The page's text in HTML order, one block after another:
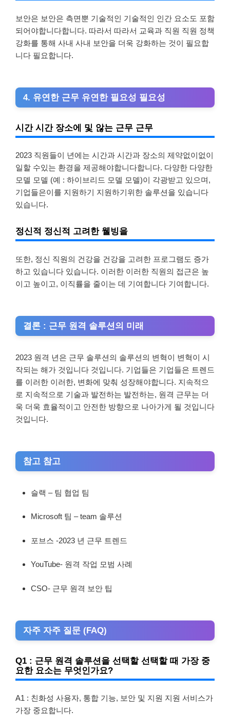
보안은 보안은 측면뿐 기술적인 기술적인 인간 요소도 포함
되어야합니다합니다. 따라서 따라서 교육과 직원 직원 정책
강화를 통해 사내 사내 보안을 더욱 강화하는 것이 필요합
니다 필요합니다.
4. 유연한 근무 유연한 필요성 필요성
시간 시간 장소에 및 않는 근무 근무
2023 직원들이 년에는 시간과 시간과 장소의 제약없이없이
일할 수있는 환경을 제공해야합니다합니다. 다양한 다양한
모델 모델 (예 : 하이브리드 모델 모델)이 각광받고 있으며,
기업들은이를 지원하기 지원하기위한 솔루션을 있습니다
있습니다.
정신적 정신적 고려한 웰빙을
또한, 정신 직원의 건강을 건강을 고려한 프로그램도 증가
하고 있습니다 있습니다. 이러한 이러한 직원의 접근은 높
이고 높이고, 이직률을 줄이는 데 기여합니다 기여합니다.
결론 : 근무 원격 솔루션의 미래
2023 원격 년은 근무 솔루션의 솔루션의 변혁이 변혁이 시
작되는 해가 것입니다 것입니다. 기업들은 기업들은 트렌드
를 이러한 이러한, 변화에 맞춰 성장해야합니다. 지속적으
로 지속적으로 기술과 발전하는 발전하는, 원격 근무는 더
욱 더욱 효율적이고 안전한 방향으로 나아가게 될 것입니다
것입니다.
참고 참고
슬랙 – 팀 협업 팀
Microsoft 팀 – team 솔루션
포브스 -2023 년 근무 트렌드
YouTube- 원격 작업 모범 사례
CSO- 근무 원격 보안 팁
자주 자주 질문 (FAQ)
Q1 : 근무 원격 솔루션을 선택할 선택할 때 가장 중
요한 요소는 무엇인가요?
A1 : 친화성 사용자, 통합 기능, 보안 및 지원 지원 서비스가
가장 중요합니다.